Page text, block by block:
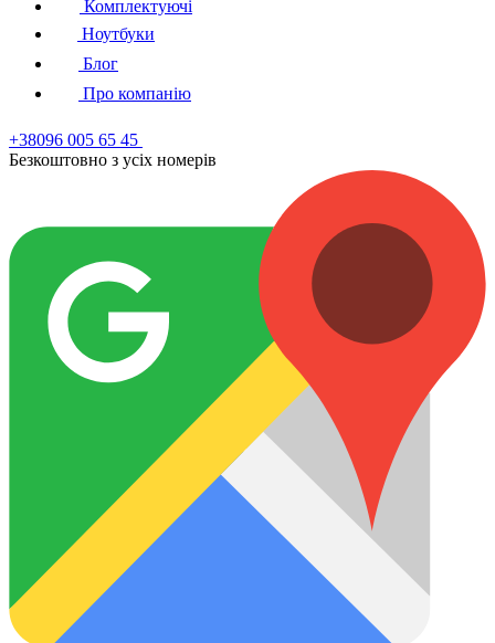
Комплектуючі
Ноутбуки
Блог
Про компанію
+38096 005 65 45
Безкоштовно з усiх номерiв